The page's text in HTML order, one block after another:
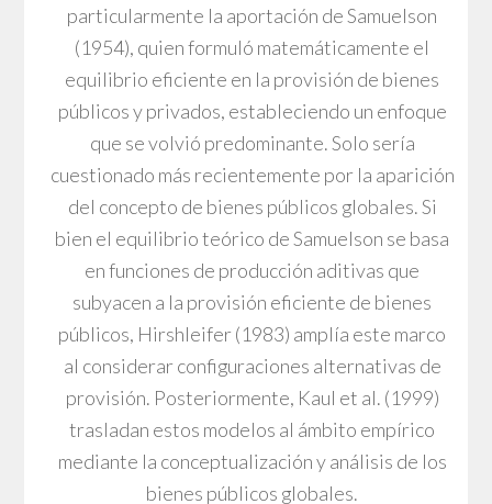
particularmente la aportación de Samuelson
(1954), quien formuló matemáticamente el
equilibrio eficiente en la provisión de bienes
públicos y privados, estableciendo un enfoque
que se volvió predominante. Solo sería
cuestionado más recientemente por la aparición
del concepto de bienes públicos globales. Si
bien el equilibrio teórico de Samuelson se basa
en funciones de producción aditivas que
subyacen a la provisión eficiente de bienes
públicos, Hirshleifer (1983) amplía este marco
al considerar configuraciones alternativas de
provisión. Posteriormente, Kaul et al. (1999)
trasladan estos modelos al ámbito empírico
mediante la conceptualización y análisis de los
bienes públicos globales.